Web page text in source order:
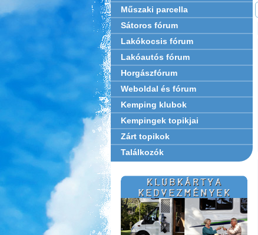
Műszaki parcella
Sátoros fórum
Lakókocsis fórum
Lakóautós fórum
Horgászfórum
Weboldal és fórum
Kemping klubok
Kempingek topikjai
Zárt topikok
Találkozók